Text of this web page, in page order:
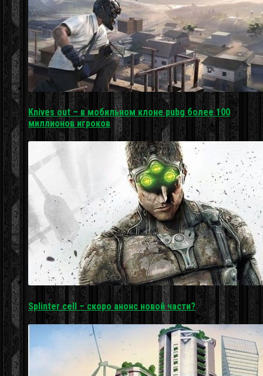
Knives out – в мобильном клоне pubg более 100
миллионов игроков
Splinter cell – скоро анонс новой части?